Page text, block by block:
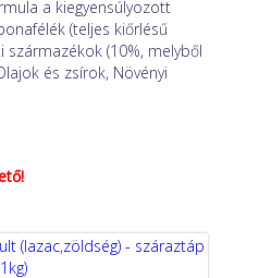
a kiegyensúlyozott
(teljes kiőrlésű
származékok (10%, melyből
és zsírok, Növényi